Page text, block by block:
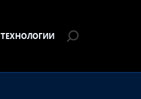
ТЕХНОЛОГИИ